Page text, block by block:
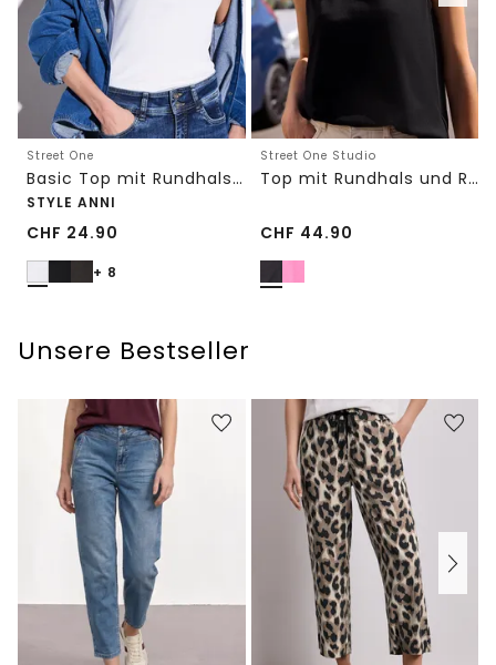
Street One
Basic Top mit Rundhals in Unifarbe
STYLE ANNI
CHF 24.90
+ 8
Street One Studio
Top mit Rundhals und Rüschendetails
CHF 44.90
Unsere Bestseller